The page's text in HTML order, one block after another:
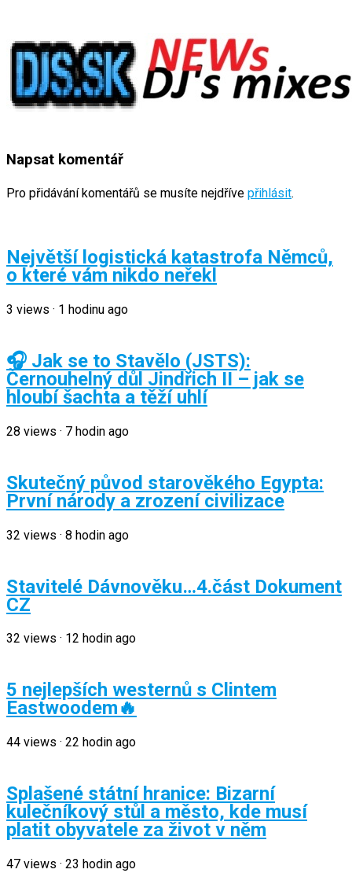
Napsat komentář
Pro přidávání komentářů se musíte nejdříve přihlásit.
Největší logistická katastrofa Němců,
o které vám nikdo neřekl
3 views · 1 hodinu ago
🎧 Jak se to Stavělo (JSTS):
Černouhelný důl Jindřich II – jak se
hloubí šachta a těží uhlí
28 views · 7 hodin ago
Skutečný původ starověkého Egypta:
První národy a zrození civilizace
32 views · 8 hodin ago
Stavitelé Dávnověku…4.část Dokument
CZ
32 views · 12 hodin ago
5 nejlepších westernů s Clintem
Eastwoodem🔥
44 views · 22 hodin ago
Splašené státní hranice: Bizarní
kulečníkový stůl a město, kde musí
platit obyvatele za život v něm
47 views · 23 hodin ago